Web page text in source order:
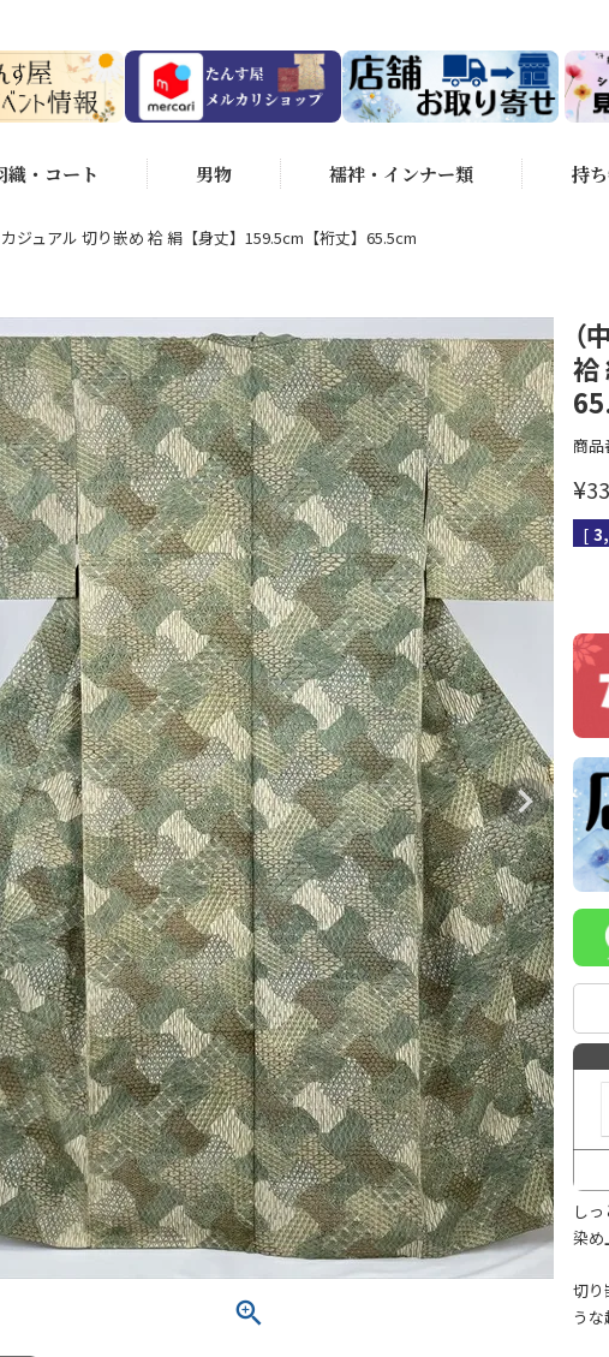
織・コート 男物 襦袢・インナー類 持
カジュアル 切り嵌め 袷 絹【身丈】159.5cm【裄丈】65.5cm
（
袷
商品
¥
[
し
染め
切り
う